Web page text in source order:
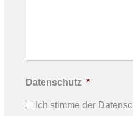
Datenschutz *
Ich stimme der